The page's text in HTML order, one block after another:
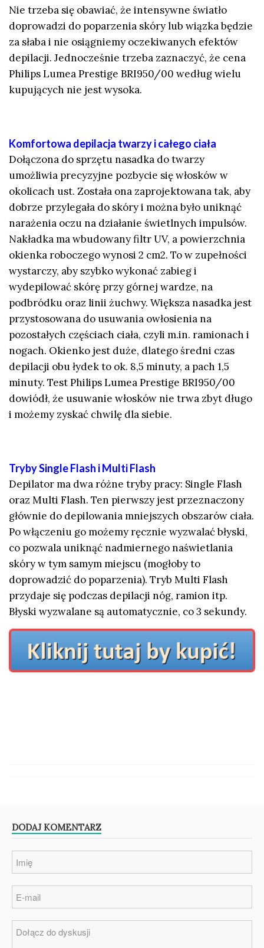
Nie trzeba się obawiać, że intensywne światło
doprowadzi do poparzenia skóry lub wiązka będzie
za słaba i nie osiągniemy oczekiwanych efektów
depilacji. Jednocześnie trzeba zaznaczyć, że cena
Philips Lumea Prestige BRI950/00 według wielu
kupujących nie jest wysoka.
Komfortowa depilacja twarzy i całego ciała
Dołączona do sprzętu nasadka do twarzy
umożliwia precyzyjne pozbycie się włosków w
okolicach ust. Została ona zaprojektowana tak, aby
dobrze przylegała do skóry i można było uniknąć
narażenia oczu na działanie świetlnych impulsów.
Nakładka ma wbudowany filtr UV, a powierzchnia
okienka roboczego wynosi 2 cm2. To w zupełności
wystarczy, aby szybko wykonać zabieg i
wydepilować skórę przy górnej wardze, na
podbródku oraz linii żuchwy. Większa nasadka jest
przystosowana do usuwania owłosienia na
pozostałych częściach ciała, czyli m.in. ramionach i
nogach. Okienko jest duże, dlatego średni czas
depilacji obu łydek to ok. 8,5 minuty, a pach 1,5
minuty. Test Philips Lumea Prestige BRI950/00
dowiódł, że usuwanie włosków nie trwa zbyt długo
i możemy zyskać chwilę dla siebie.
Tryby Single Flash i Multi Flash
Depilator ma dwa różne tryby pracy: Single Flash
oraz Multi Flash. Ten pierwszy jest przeznaczony
głównie do depilowania mniejszych obszarów ciała.
Po włączeniu go możemy ręcznie wyzwalać błyski,
co pozwala uniknąć nadmiernego naświetlania
skóry w tym samym miejscu (mogłoby to
doprowadzić do poparzenia). Tryb Multi Flash
przydaje się podczas depilacji nóg, ramion itp.
Błyski wyzwalane są automatycznie, co 3 sekundy.
DODAJ KOMENTARZ